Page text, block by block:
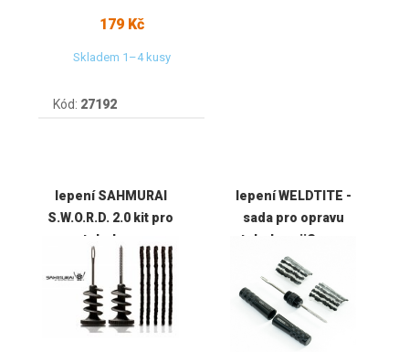
179 Kč
Skladem 1–4 kusy
Kód: 27192
lepení SAHMURAI
S.W.O.R.D. 2.0 kit pro
tubeless
lepení WELDTITE -
sada pro opravu
tubeless iiSuper